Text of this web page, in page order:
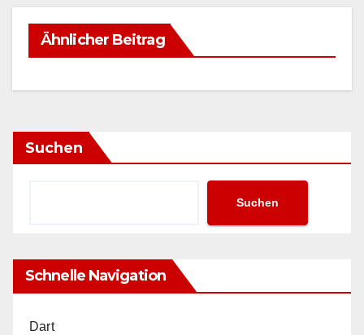
Ähnlicher Beitrag
Suchen
Suchen
Schnelle Navigation
Dart